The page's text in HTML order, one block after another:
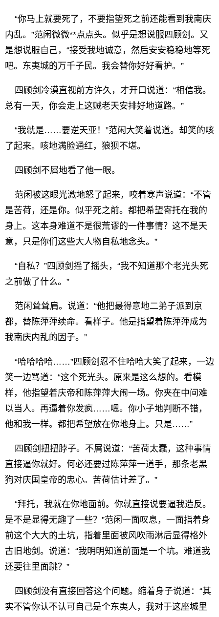
“你马上就要死了，不要指望死之前还能看到我南庆
内乱。”范闲微微**点点头。似乎是想说服四顾剑。又
是想说服自己，“接受我地诚意，然后安安稳稳地等死
吧。东夷城的万千子民。我会替你好好看护。”
四顾剑冷漠直视前方许久，才开口说道：“相信我。
总有一天，你会走上这贼老天安排好地道路。”
“我就是……要逆天亚！”范闲大笑着说道。却笑的咳
了起来。咳地满脸通红，狼狈不堪。
四顾剑不屑地看了他一眼。
范闲被这眼光激地怒了起来，咬着寒声说道：“不管
是苦荷，还是你。似乎死之前。都把希望寄托在我的
身上。这本身难道不是很荒谬的一件事情？这不是天
意，只是你们这些大人物自私地念头。”
“自私？”四顾剑摇了摇头，“我不知道那个老光头死
之前做了什么。”
范闲耸耸肩。说道：“他把最得意地二弟子派到京
都，替陈萍萍续命。看样子。他是指望着陈萍萍成为
我南庆内乱的因子。”
“哈哈哈哈……”四顾剑忍不住哈哈大笑了起来，一边
笑一边骂道：“这个死光头。原来是这么想的。看模
样，他指望着庆帝和陈萍萍大闹一场。你夹在中间难
以当人。再逼着你发疯……嗯。你小子地判断不错，
他和我一样。都把希望放在你地身上。只是……”
四顾剑扭扭脖子。不屑说道：“苦荷太蠢，这种事情
直接逼你就好。何必还要过陈萍萍一道手，那条老黑
狗对庆国皇帝的忠心。苦荷估计差了。”
“拜托，我就在你地面前。你就直接说要逼我造反。
是不是显得无趣了一些？”范闲一面叹息，一面指着身
前这个大大的土坑，指着里面被风吹雨淋后显得格外
古旧地剑。说道：“我明明知道前面是一个坑。难道我
还要往里面跳？”
四顾剑没有直接回答这个问题。缩着身子说道：“其
实不管你认不认可自己是个东夷人，我对于这座城里